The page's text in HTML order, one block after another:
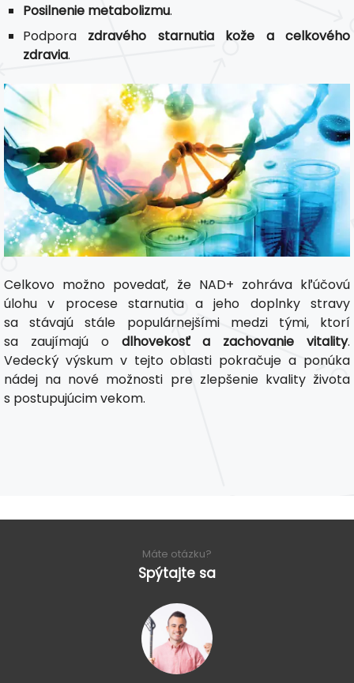
Posilnenie metabolizmu.
Podpora zdravého starnutia kože a celkového
zdravia.
Celkovo možno povedať, že NAD+ zohráva kľúčovú
úlohu v procese starnutia a jeho doplnky stravy
sa stávajú stále populárnejšími medzi tými, ktorí
sa zaujímajú o dlhovekosť a zachovanie vitality.
Vedecký výskum v tejto oblasti pokračuje a ponúka
nádej na nové možnosti pre zlepšenie kvality života
s postupujúcim vekom.
Máte otázku?
Spýtajte sa